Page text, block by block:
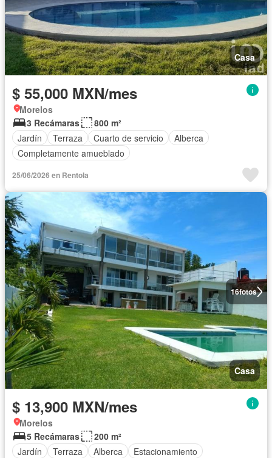
Casa
$ 55,000 MXN/mes
Morelos
3 Recámaras
800 m²
Jardín
Terraza Cuarto de servicio
Alberca
Completamente amueblado
25/06/2026 en Rentola
16fotos
Casa
$ 13,900 MXN/mes
Morelos
5 Recámaras
200 m²
Jardín
Terraza Alberca
Estacionamiento